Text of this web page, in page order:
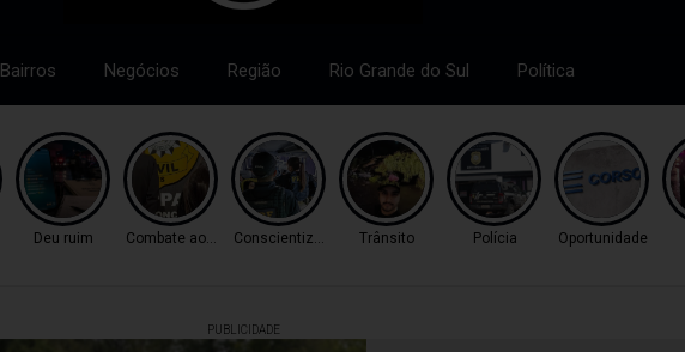
Bairros Negócios Região Rio Grande do Sul Política
Deu ruim Combate ao TráficoConscientização Trânsito Polícia Oportunidade
PUBLICIDADE